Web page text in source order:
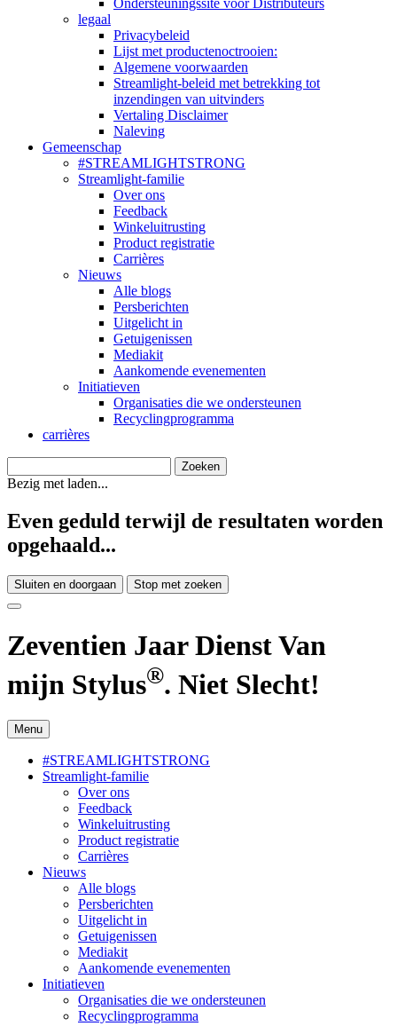
Ondersteuningssite voor Distributeurs
legaal
Privacybeleid
Lijst met productenoctrooien:
Algemene voorwaarden
Streamlight-beleid met betrekking tot
inzendingen van uitvinders
Vertaling Disclaimer
Naleving
Gemeenschap
#STREAMLIGHTSTRONG
Streamlight-familie
Over ons
Feedback
Winkeluitrusting
Product registratie
Carrières
Nieuws
Alle blogs
Persberichten
Uitgelicht in
Getuigenissen
Mediakit
Aankomende evenementen
Initiatieven
Organisaties die we ondersteunen
Recyclingprogramma
carrières
Bezig met laden...
Even geduld terwijl de resultaten worden
opgehaald...
Sluiten en doorgaan Stop met zoeken
Zeventien Jaar Dienst Van
mijn Stylus®. Niet Slecht!
Menu
#STREAMLIGHTSTRONG
Streamlight-familie
Over ons
Feedback
Winkeluitrusting
Product registratie
Carrières
Nieuws
Alle blogs
Persberichten
Uitgelicht in
Getuigenissen
Mediakit
Aankomende evenementen
Initiatieven
Organisaties die we ondersteunen
Recyclingprogramma